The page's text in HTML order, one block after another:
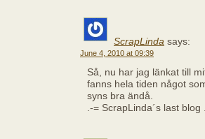
ScrapLinda says:
June 4, 2010 at 09:39
Så, nu har jag länkat till
fanns hela tiden något
syns bra ändå.
.-= ScrapLinda´s last blog